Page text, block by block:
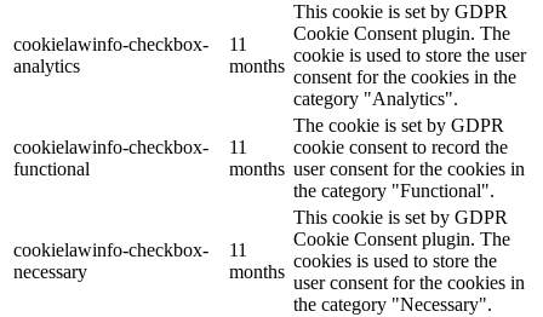
cookielawinfo-checkbox-
analytics
11
months
This cookie is set by GDPR
Cookie Consent plugin. The
cookie is used to store the user
consent for the cookies in the
category "Analytics".
cookielawinfo-checkbox-
functional
11
months
The cookie is set by GDPR
cookie consent to record the
user consent for the cookies in
the category "Functional".
cookielawinfo-checkbox-
necessary
11
months
This cookie is set by GDPR
Cookie Consent plugin. The
cookies is used to store the
user consent for the cookies in
the category "Necessary".